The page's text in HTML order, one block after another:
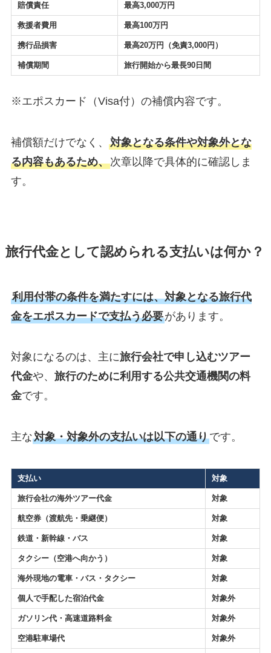
賠償責任 最高3,000万円
救援者費用 最高100万円
携行品損害 最高20万円（免責3,000円）
補償期間 旅行開始から最長90日間
※エポスカード（Visa付）の補償内容です。
補償額だけでなく、 対象となる条件や対象外とな
る内容もあるため、次章以降で具体的に確認しま
す。
旅行代金として認められる支払いは何か？
利用付帯の条件を満たすには、対象となる旅行代
金をエポスカードで支払う必要があります。
対象になるのは、主に旅行会社で申し込むツアー
代金や、 旅行のために利用する公共交通機関の料
金です。
主な対象・対象外の支払いは以下の通りです。
支払い 対象
旅行会社の海外ツアー代金 対象
航空券（渡航先・乗継便） 対象
鉄道・新幹線・バス 対象
タクシー（空港へ向かう） 対象
海外現地の電車・バス・タクシー 対象
個人で手配した宿泊代金 対象外
ガソリン代・高速道路料金 対象外
空港駐車場代 対象外